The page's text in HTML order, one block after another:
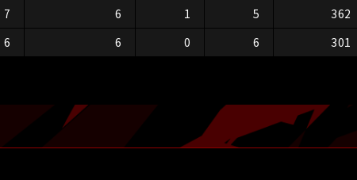
7 6 1 5 362
6 6 0 6 301